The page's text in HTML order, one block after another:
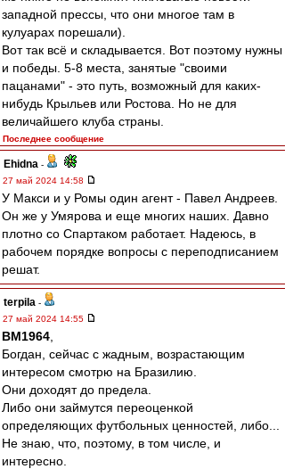
западной прессы, что они многое там в
кулуарах порешали).
Вот так всё и складывается. Вот поэтому нужны
и победы. 5-8 места, занятые "своими
пацанами" - это путь, возможный для каких-
нибудь Крыльев или Ростова. Но не для
величайшего клуба страны.
Последнее сообщение
Ehidna -
27 май 2024 14:58
У Макси и у Ромы один агент - Павел Андреев.
Он же у Умярова и еще многих наших. Давно
плотно со Спартаком работает. Надеюсь, в
рабочем порядке вопросы с переподписанием
решат.
terpila -
27 май 2024 14:55
BM1964
Богдан, сейчас с жадным, возрастающим
интересом смотрю на Бразилию.
Они доходят до предела.
Либо они займутся переоценкой
определяющих футбольных ценностей, либо...
Не знаю, что, поэтому, в том числе, и
интересно.